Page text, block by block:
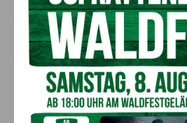
Ein langes Leben